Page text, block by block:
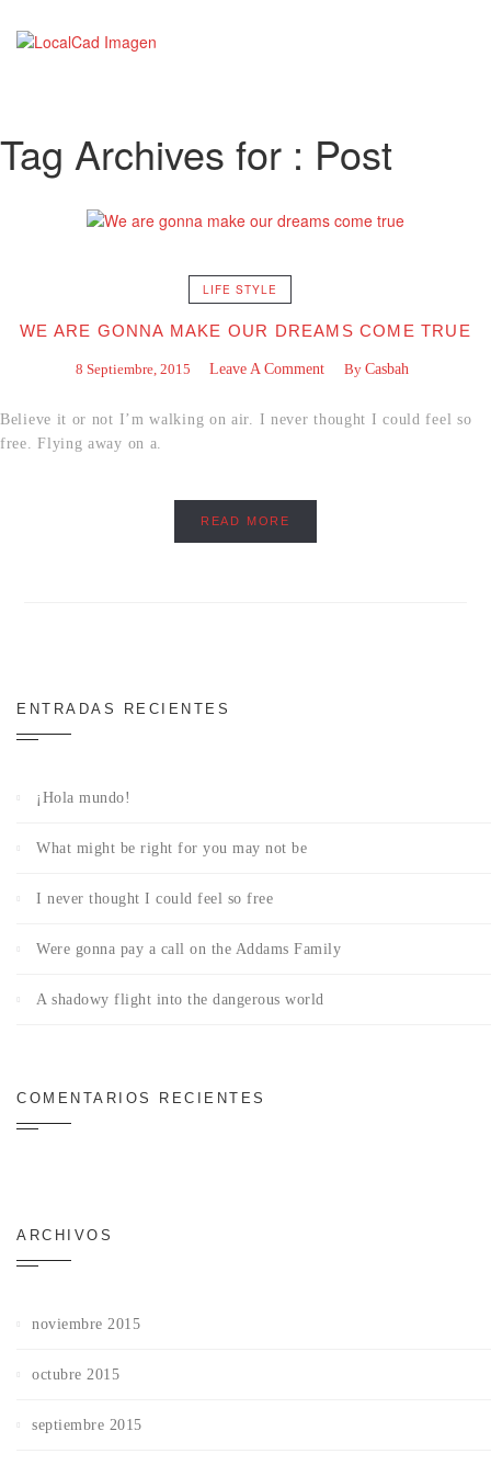
Tag Archives for : Post
LIFE STYLE
WE ARE GONNA MAKE OUR DREAMS COME TRUE
8 Septiembre, 2015 Leave A Comment By Casbah
Believe it or not I’m walking on air. I never thought I could feel so
free. Flying away on a.
READ MORE
ENTRADAS RECIENTES
¡Hola mundo!
What might be right for you may not be
I never thought I could feel so free
Were gonna pay a call on the Addams Family
A shadowy flight into the dangerous world
COMENTARIOS RECIENTES
ARCHIVOS
noviembre 2015
octubre 2015
septiembre 2015